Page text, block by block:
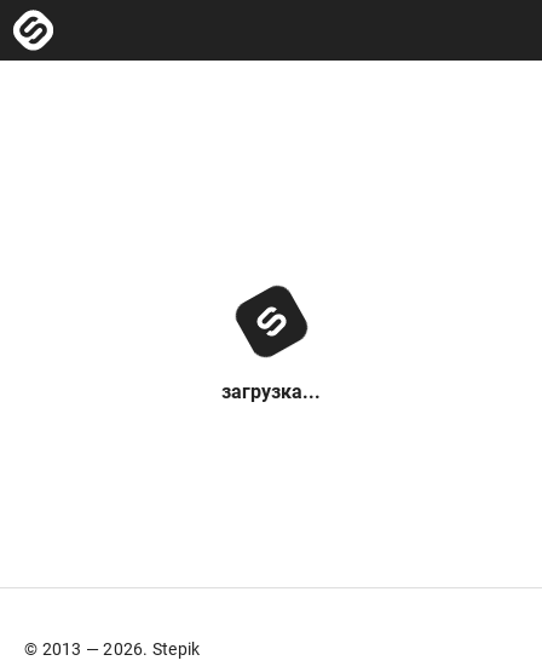
загрузка...
© 2013 — 2026. Stepik